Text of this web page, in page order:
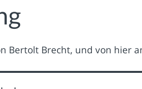
Bertolt Brecht, und von hier